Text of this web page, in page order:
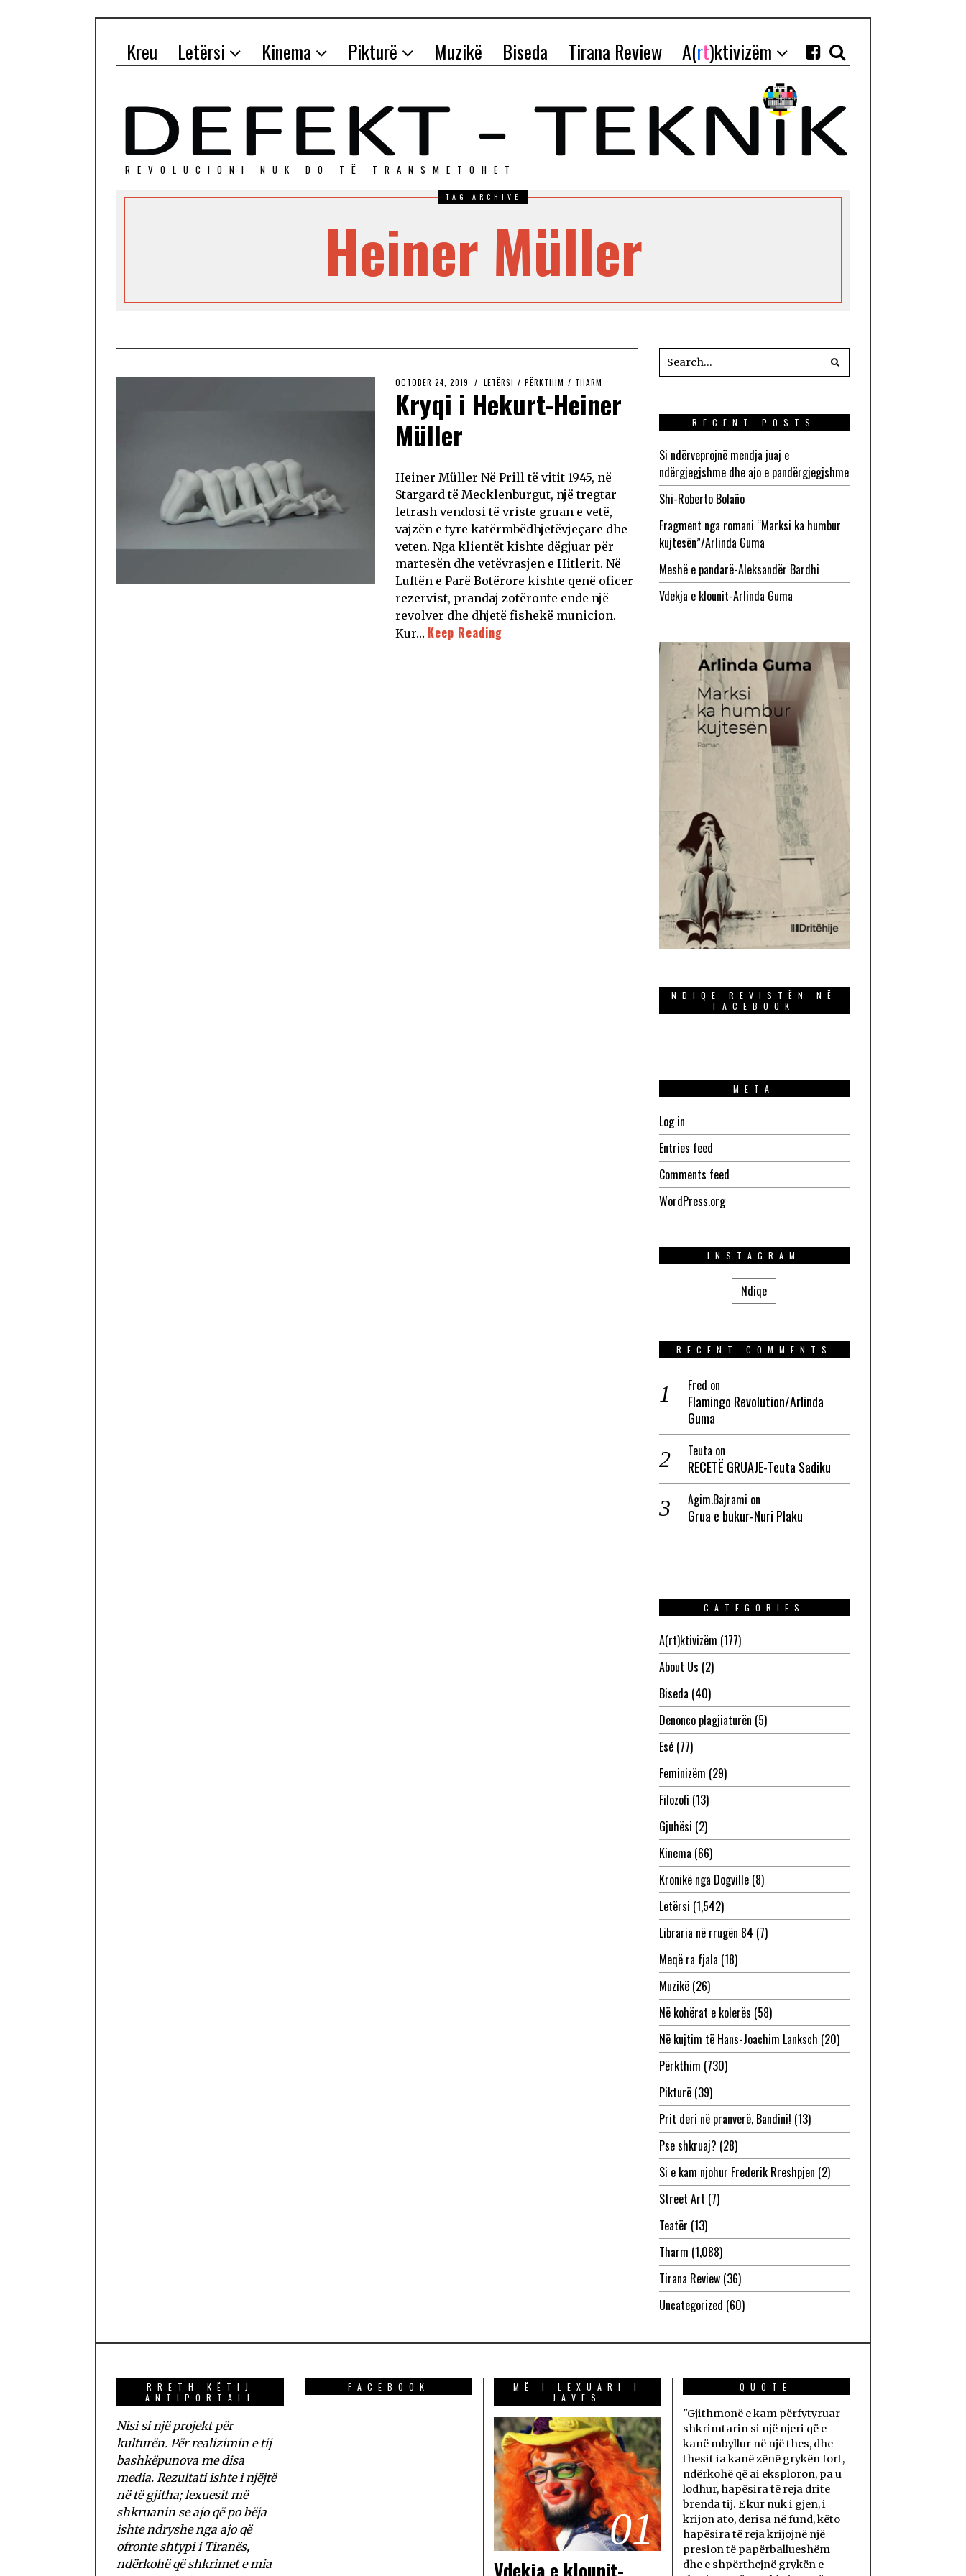
Kreu Letërsi Kinema Pikturë Muzikë Biseda Tirana Review A(rt)ktivizëm
REVOLUCIONI NUK DO TЁ TRANSMETOHET
TAG ARCHIVE
Heiner Müller
OCTOBER 24, 2019 LETËRSI / PËRKTHIM / THARM
Kryqi i Hekurt-Heiner
Müller
Heiner Müller Në Prill të vitit 1945, në
Stargard të Mecklenburgut, një tregtar
letrash vendosi të vriste gruan e vetë,
vajzën e tyre katërmbëdhjetëvjeçare dhe
veten. Nga klientët kishte dëgjuar për
martesën dhe vetëvrasjen e Hitlerit. Në
Luftën e Parë Botërore kishte qenë oficer
rezervist, prandaj zotëronte ende një
revolver dhe dhjetë fishekë municion.
Kur… Keep Reading
RECENT POSTS
Si ndërveprojnë mendja juaj e
ndërgjegjshme dhe ajo e pandërgjegjshme
Shi-Roberto Bolaño
Fragment nga romani “Marksi ka humbur
kujtesën”/Arlinda Guma
Meshë e pandarë-Aleksandër Bardhi
Vdekja e klounit-Arlinda Guma
NDIQE REVISTËN NË
FACEBOOK
META
Log in
Entries feed
Comments feed
WordPress.org
INSTAGRAM
Ndiqe
RECENT COMMENTS
Fred on
Flamingo Revolution/Arlinda
Guma
Teuta on
RECETË GRUAJE-Teuta Sadiku
Agim.Bajrami on
Grua e bukur-Nuri Plaku
CATEGORIES
A(rt)ktivizëm (177)
About Us (2)
Biseda (40)
Denonco plagjiaturën (5)
Esé(77)
Feminizëm (29)
Filozofi (13)
Gjuhësi (2)
Kinema (66)
Kronikë nga Dogville(8)
Letërsi (1,542)
Libraria në rrugën 84 (7)
Meqë ra fjala (18)
Muzikë(26)
Në kohërat e kolerës (58)
Në kujtim të Hans-Joachim Lanksch (20)
Përkthim (730)
Pikturë(39)
Prit deri në pranverë, Bandini! (13)
Pse shkruaj? (28)
Si e kam njohur Frederik Rreshpjen (2)
Street Art (7)
Teatër (13)
Tharm (1,088)
Tirana Review(36)
Uncategorized (60)
RRETH KËTIJ
ANTIPORTALI
Nisi si një projekt për
kulturën. Për realizimin e tij
bashkëpunova me disa
media. Rezultati ishte i njëjtë
në të gjitha; lexuesit më
shkruanin se ajo që po bëja
ishte ndryshe nga ajo që
ofronte shtypi i Tiranës,
ndërkohë që shkrimet e mia
FACEBOOK
MË I LEXUARI I
JAVES
01
Vdekja e klounit-
QUOTE
"Gjithmonë e kam përfytyruar
shkrimtarin si një njeri që e
kanë mbyllur në një thes, dhe
thesit ia kanë zënë grykën fort,
ndërkohë që ai eksploron, pa u
lodhur, hapësira të reja drite
brenda tij. E kur nuk i gjen, i
krijon ato, derisa në fund, këto
hapësira të reja krijojnë një
presion të papërballueshëm
dhe e shpërthejnë grykën e